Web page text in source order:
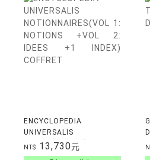
ENCYCLOPEDIA
UNIVERSALIS
NOTIONNAIRES(VOL 1:
NOTIONS +VOL 2: IDEES
NT$ 13,730元